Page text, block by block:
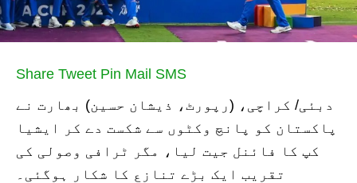
Share Tweet Pin Mail SMS
دبئی/ کراچی، (رپورٹ، ذیشان حسین) بھارت نے
پاکستان کو پانچ وکٹوں سے شکست دے کر ایشیا
کپ کا فائنل جیت لیا، مگر ٹرافی وصولی کی
تقریب ایک بڑے تنازع کا شکار ہوگئی۔